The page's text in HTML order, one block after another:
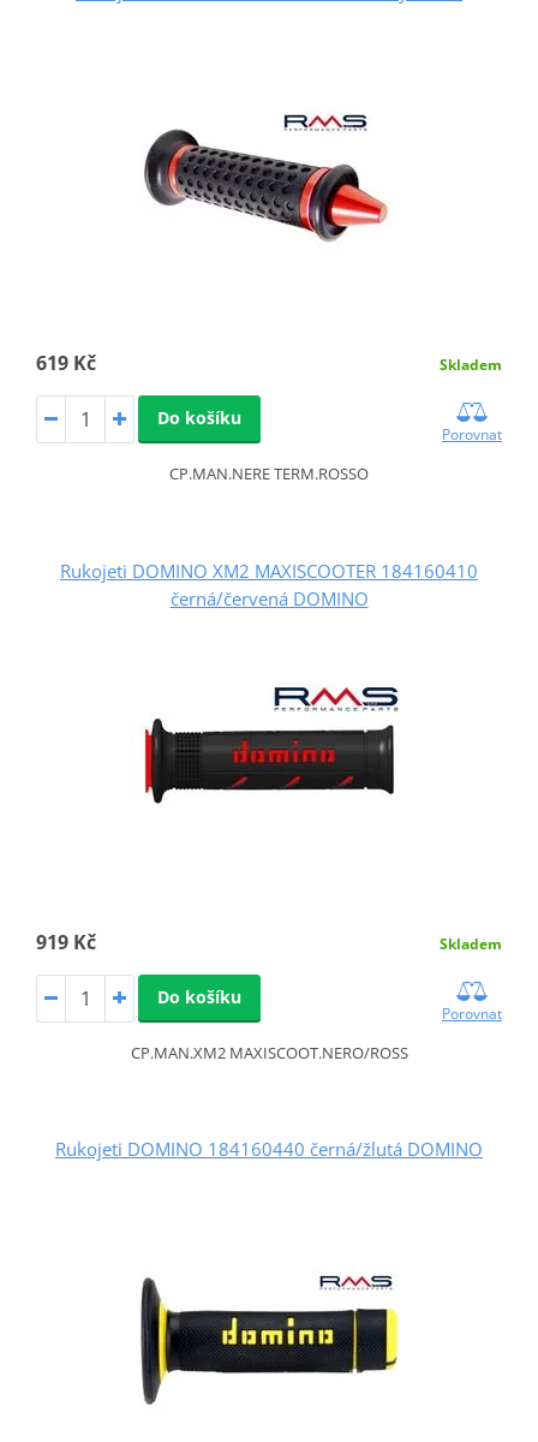
619 Kč Skladem
Do košíku
Porovnat
CP.MAN.NERE TERM.ROSSO
Rukojeti DOMINO XM2 MAXISCOOTER 184160410
černá/červená DOMINO
919 Kč Skladem
Do košíku
Porovnat
CP.MAN.XM2 MAXISCOOT.NERO/ROSS
Rukojeti DOMINO 184160440 černá/žlutá DOMINO